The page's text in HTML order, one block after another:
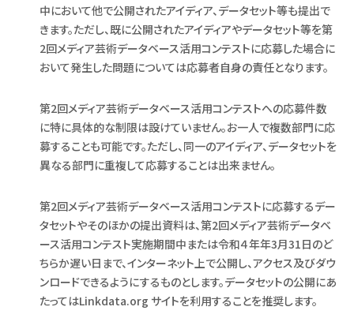
中において他で公開されたアイディア、データセット等も提出で
きます。ただし、既に公開されたアイディアやデータセット等を第
2回メディア芸術データベース活用コンテストに応募した場合に
おいて発生した問題については応募者自身の責任となります。
第2回メディア芸術データベース活用コンテストへの応募件数
に特に具体的な制限は設けていません。お一人で複数部門に応
募することも可能です。ただし、同一のアイディア、データセットを
異なる部門に重複して応募することは出来ません。
第2回メディア芸術データベース活用コンテストに応募するデー
タセットやそのほかの提出資料は、第2回メディア芸術データベ
ース活用コンテスト実施期間中または令和４年年3月31日のど
ちらか遅い日まで、インターネット上で公開し、アクセス及びダウ
ンロードできるようにするものとします。データセットの公開にあ
たってはLinkdata.org サイトを利用することを推奨します。